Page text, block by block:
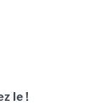
le !